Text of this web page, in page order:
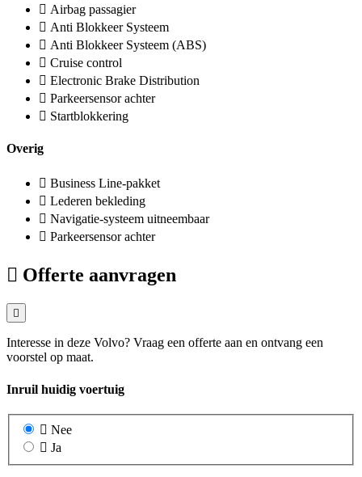
Airbag passagier
Anti Blokkeer Systeem
Anti Blokkeer Systeem (ABS)
Cruise control
Electronic Brake Distribution
Parkeersensor achter
Startblokkering
Overig
Business Line-pakket
Lederen bekleding
Navigatie-systeem uitneembaar
Parkeersensor achter
Offerte aanvragen
Interesse in deze Volvo? Vraag een offerte aan en ontvang een
voorstel op maat.
Inruil huidig voertuig
Nee
Ja